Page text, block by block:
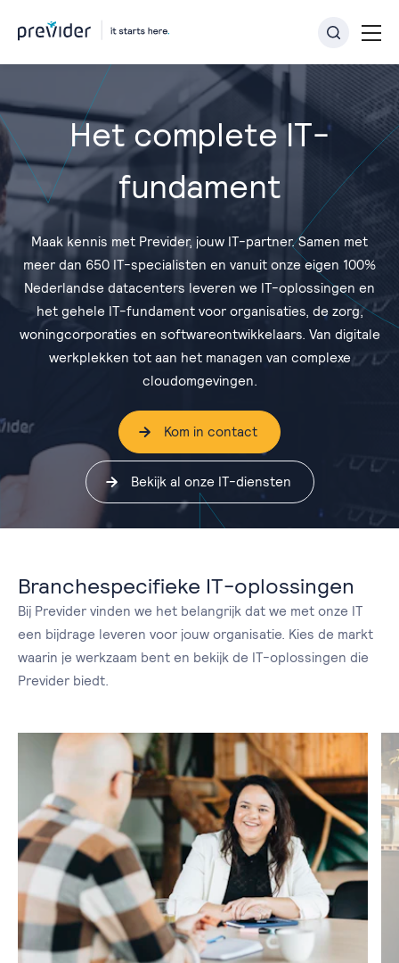
Het complete IT-
fundament
Maak kennis met Previder, jouw IT-partner. Samen met
meer dan 650 IT-specialisten en vanuit onze eigen 100%
Nederlandse datacenters leveren we IT-oplossingen en
het gehele IT-fundament voor organisaties, de zorg,
woningcorporaties en softwareontwikkelaars. Van digitale
werkplekken tot aan het managen van complexe
cloudomgevingen.
Kom in contact
Bekijk al onze IT-diensten
Branchespecifieke IT-oplossingen
Bij Previder vinden we het belangrijk dat we met onze IT
een bijdrage leveren voor jouw organisatie. Kies de markt
waarin je werkzaam bent en bekijk de IT-oplossingen die
Previder biedt.